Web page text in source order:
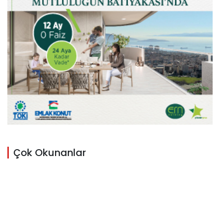
Çok Okunanlar